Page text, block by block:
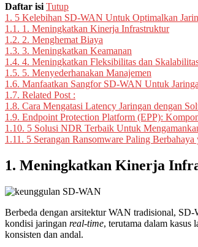
Daftar isi Tutup
1. 5 Kelebihan SD-WAN Untuk Optimalkan
1.1. 1. Meningkatkan Kinerja Infrastruktur
1.2. 2. Menghemat Biaya
1.3. 3. Meningkatkan Keamanan
1.4. 4. Meningkatkan Fleksibilitas dan
1.5. 5. Menyederhanakan Manajemen
1.6. Manfaatkan Sangfor SD-WAN Untuk
1.7. Related Post :
1.8. Cara Mengatasi Latency Jaringan dengan
1.9. Endpoint Protection Platform (EPP):
1.10. 5 Solusi NDR Terbaik Untuk
1.11. 5 Serangan Ransomware Paling
1. Meningkatkan Kinerja
Berbeda dengan arsitektur WAN tradisional,
kondisi jaringan real-time, terutama dalam kasus
konsisten dan andal.